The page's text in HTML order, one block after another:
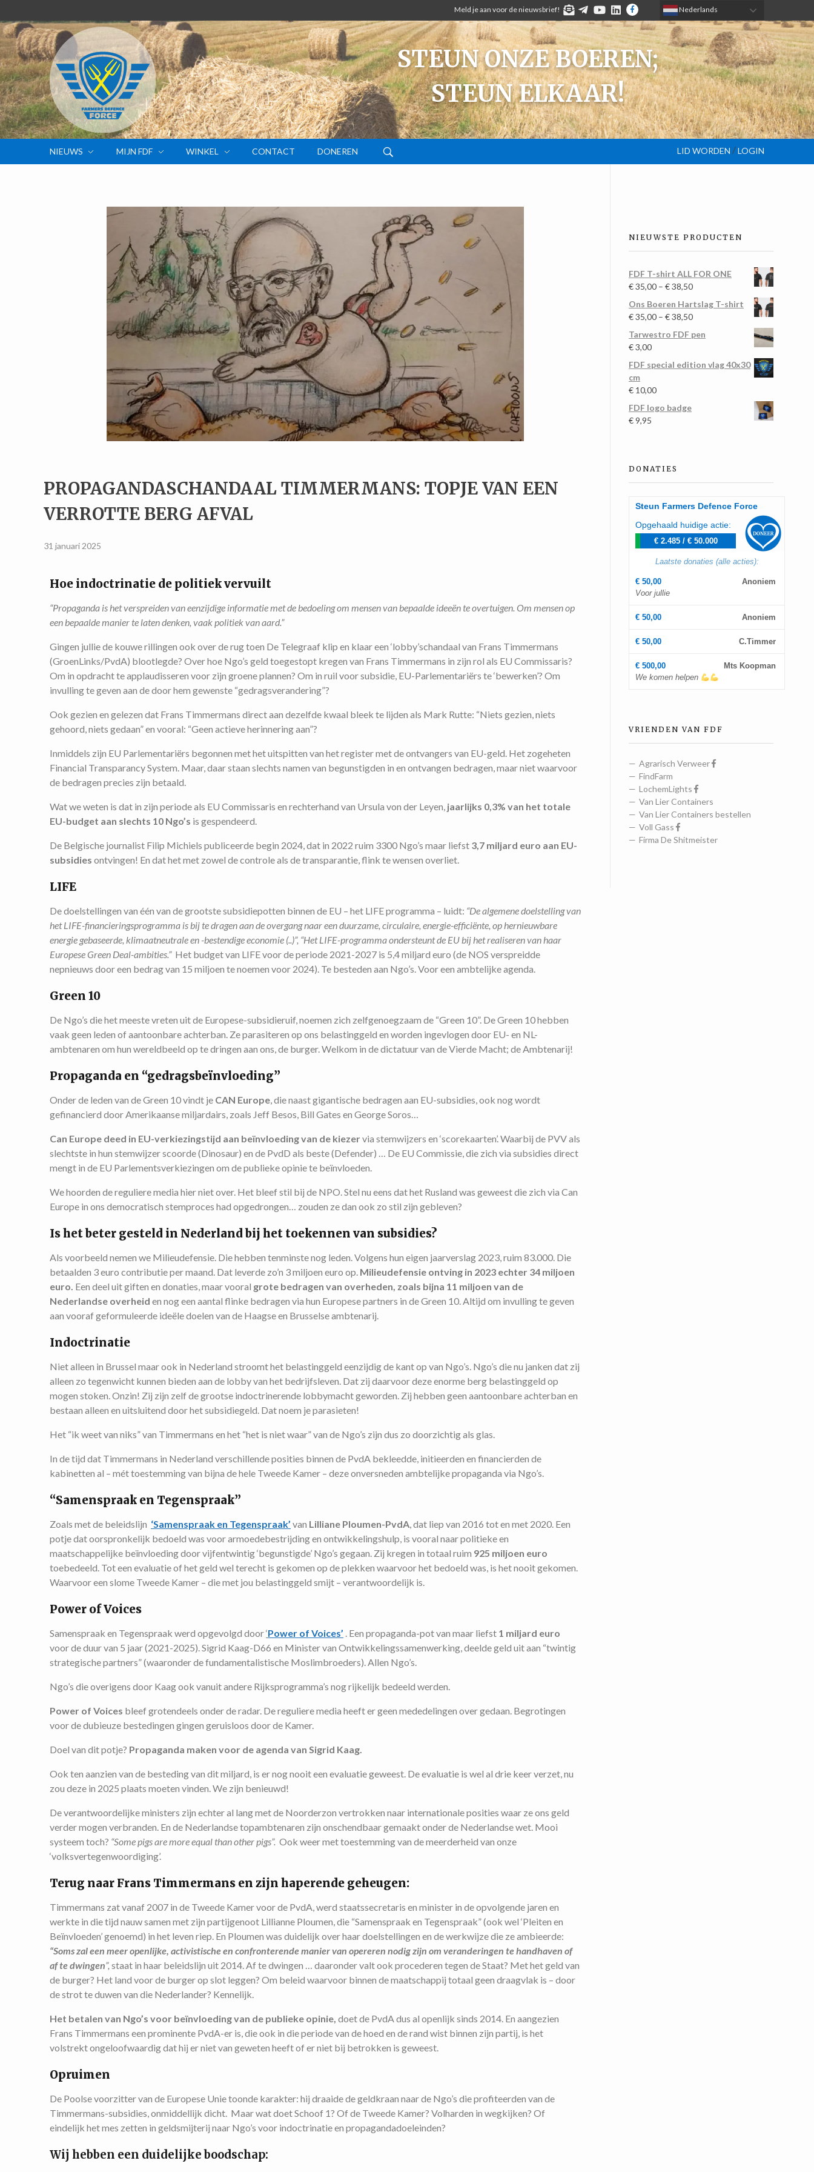
Meld je aan voor de nieuwsbrief! TELEGRAM
YOUTUBE
LINKEDINFACEBOOK Nederlands
STEUN ONZE BOEREN;
STEUN ELKAAR!
NIEUWS MIJN FDF WINKEL CONTACT DONEREN LID WORDEN /LOGIN
PROPAGANDASCHANDAAL TIMMERMANS: TOPJE VAN EEN
VERROTTE BERG AFVAL
31 januari 2025
Hoe indoctrinatie de politiek vervuilt
“Propaganda is het verspreiden van eenzijdige informatie met de bedoeling om mensen van bepaalde ideeën te overtuigen. Om mensen op
een bepaalde manier te laten denken, vaak politiek van aard.”
Gingen jullie de kouwe rillingen ook over de rug toen De Telegraaf klip en klaar een ‘lobby’schandaal van Frans Timmermans
(GroenLinks/PvdA) blootlegde? Over hoe Ngo’s geld toegestopt kregen van Frans Timmermans in zijn rol als EU Commissaris?
Om in opdracht te applaudisseren voor zijn groene plannen? Om in ruil voor subsidie, EU-Parlementariërs te ‘bewerken’? Om
invulling te geven aan de door hem gewenste “gedragsverandering”?
Ook gezien en gelezen dat Frans Timmermans direct aan dezelfde kwaal bleek te lijden als Mark Rutte: “Niets gezien, niets
gehoord, niets gedaan” en vooral: “Geen actieve herinnering aan”?
Inmiddels zijn EU Parlementariërs begonnen met het uitspitten van het register met de ontvangers van EU-geld. Het zogeheten
Financial Transparancy System. Maar, daar staan slechts namen van begunstigden in en ontvangen bedragen, maar niet waarvoor
de bedragen precies zijn betaald.
Wat we weten is dat in zijn periode als EU Commissaris en rechterhand van Ursula von der Leyen, jaarlijks 0,3% van het totale
EU-budget aan slechts 10 Ngo’s is gespendeerd.
De Belgische journalist Filip Michiels publiceerde begin 2024, dat in 2022 ruim 3300 Ngo’s maar liefst 3,7 miljard euro aan EU-
subsidies ontvingen! En dat het met zowel de controle als de transparantie, flink te wensen overliet.
LIFE
De doelstellingen van één van de grootste subsidiepotten binnen de EU – het LIFE programma – luidt: “De algemene doelstelling van
het LIFE-financieringsprogramma is bij te dragen aan de overgang naar een duurzame, circulaire, energie-efficiënte, op hernieuwbare
energie gebaseerde, klimaatneutrale en -bestendige economie (..)”, “Het LIFE-programma ondersteunt de EU bij het realiseren van haar
Europese Green Deal-ambities.” Het budget van LIFE voor de periode 2021-2027 is 5,4 miljard euro (de NOS verspreidde
nepnieuws door een bedrag van 15 miljoen te noemen voor 2024). Te besteden aan Ngo’s. Voor een ambtelijke agenda.
Green 10
De Ngo’s die het meeste vreten uit de Europese-subsidieruif, noemen zich zelfgenoegzaam de “Green 10”. De Green 10 hebben
vaak geen leden of aantoonbare achterban. Ze parasiteren op ons belastinggeld en worden ingevlogen door EU- en NL-
ambtenaren om hun wereldbeeld op te dringen aan ons, de burger. Welkom in de dictatuur van de Vierde Macht; de Ambtenarij!
Propaganda en “gedragsbeïnvloeding”
Onder de leden van de Green 10 vindt je CAN Europe, die naast gigantische bedragen aan EU-subsidies, ook nog wordt
gefinancierd door Amerikaanse miljardairs, zoals Jeff Besos, Bill Gates en George Soros…
Can Europe deed in EU-verkiezingstijd aan beïnvloeding van de kiezervia stemwijzers en ‘scorekaarten’. Waarbij de PVV als
slechtste in hun stemwijzer scoorde (Dinosaur) en de PvdD als beste (Defender) … De EU Commissie, die zich via subsidies direct
mengt in de EU Parlementsverkiezingen om de publieke opinie te beïnvloeden.
We hoorden de reguliere media hier niet over. Het bleef stil bij de NPO. Stel nu eens dat het Rusland was geweest die zich via Can
Europe in ons democratisch stemproces had opgedrongen… zouden ze dan ook zo stil zijn gebleven?
Is het beter gesteld in Nederland bij het toekennen van subsidies?
Als voorbeeld nemen we Milieudefensie. Die hebben tenminste nog leden. Volgens hun eigen jaarverslag 2023, ruim 83.000. Die
betaalden 3 euro contributie per maand. Dat leverde zo’n 3 miljoen euro op. Milieudefensie ontving in 2023 echter 34 miljoen
euro. Een deel uit giften en donaties, maar vooral grote bedragen van overheden, zoals bijna 11 miljoen van de
Nederlandse overheid en nog een aantal flinke bedragen via hun Europese partners in de Green 10. Altijd om invulling te geven
aan vooraf geformuleerde ideële doelen van de Haagse en Brusselse ambtenarij.
Indoctrinatie
Niet alleen in Brussel maar ook in Nederland stroomt het belastinggeld eenzijdig de kant op van Ngo’s. Ngo’s die nu janken dat zij
alleen zo tegenwicht kunnen bieden aan de lobby van het bedrijfsleven. Dat zij daarvoor deze enorme berg belastinggeld op
mogen stoken. Onzin! Zij zijn zelf de grootse indoctrinerende lobbymacht geworden. Zij hebben geen aantoonbare achterban en
bestaan alleen en uitsluitend door het subsidiegeld. Dat noem je parasieten!
Het “ik weet van niks” van Timmermans en het “het is niet waar” van de Ngo’s zijn dus zo doorzichtig als glas.
In de tijd dat Timmermans in Nederland verschillende posities binnen de PvdA bekleedde, initieerden en financierden de
kabinetten al – mét toestemming van bijna de hele Tweede Kamer – deze onversneden ambtelijke propaganda via Ngo’s.
“Samenspraak en Tegenspraak”
Zoals met de beleidslijn ‘Samenspraak en Tegenspraak’ van Lilliane Ploumen-PvdA, dat liep van 2016 tot en met 2020. Een
potje dat oorspronkelijk bedoeld was voor armoedebestrijding en ontwikkelingshulp, is vooral naar politieke en
maatschappelijke beïnvloeding door vijfentwintig ‘begunstigde’ Ngo’s gegaan. Zij kregen in totaal ruim 925 miljoen euro
toebedeeld. Tot een evaluatie of het geld wel terecht is gekomen op de plekken waarvoor het bedoeld was, is het nooit gekomen.
Waarvoor een slome Tweede Kamer – die met jou belastinggeld smijt – verantwoordelijk is.
Power of Voices
Samenspraak en Tegenspraak werd opgevolgd door‘Power of Voices’ . Een propaganda-pot van maar liefst 1 miljard euro
voor de duur van 5 jaar (2021-2025). Sigrid Kaag-D66 en Minister van Ontwikkelingssamenwerking, deelde geld uit aan “twintig
strategische partners” (waaronder de fundamentalistische Moslimbroeders). Allen Ngo’s.
Ngo’s die overigens door Kaag ook vanuit andere Rijksprogramma’s nog rijkelijk bedeeld werden.
Power of Voices bleef grotendeels onder de radar. De reguliere media heeft er geen mededelingen over gedaan. Begrotingen
voor de dubieuze bestedingen gingen geruisloos door de Kamer.
Doel van dit potje? Propaganda maken voor de agenda van Sigrid Kaag.
Ook ten aanzien van de besteding van dit miljard, is er nog nooit een evaluatie geweest. De evaluatie is wel al drie keer verzet, nu
zou deze in 2025 plaats moeten vinden. We zijn benieuwd!
De verantwoordelijke ministers zijn echter al lang met de Noorderzon vertrokken naar internationale posities waar ze ons geld
verder mogen verbranden. En de Nederlandse topambtenaren zijn onschendbaar gemaakt onder de Nederlandse wet. Mooi
systeem toch? “Some pigs are more equal than other pigs”. Ook weer met toestemming van de meerderheid van onze
‘volksvertegenwoordiging’.
Terug naar Frans Timmermans en zijn haperende geheugen:
Timmermans zat vanaf 2007 in de Tweede Kamer voor de PvdA, werd staatssecretaris en minister in de opvolgende jaren en
werkte in die tijd nauw samen met zijn partijgenoot Lillianne Ploumen, die “Samenspraak en Tegenspraak” (ook wel ‘Pleiten en
Beïnvloeden’ genoemd) in het leven riep. En Ploumen was duidelijk over haar doelstellingen en de werkwijze die ze ambieerde:
“Soms zal een meer openlijke, activistische en confronterende manier van opereren nodig zijn om veranderingen te handhaven of
af te dwingen”, staat in haar beleidslijn uit 2014. Af te dwingen … daaronder valt ook procederen tegen de Staat? Met het geld van
de burger? Het land voor de burger op slot leggen? Om beleid waarvoor binnen de maatschappij totaal geen draagvlak is – door
de strot te duwen van die Nederlander? Kennelijk.
Het betalen van Ngo’s voor beïnvloeding van de publieke opinie, doet de PvdA dus al openlijk sinds 2014. En aangezien
Frans Timmermans een prominente PvdA-er is, die ook in die periode van de hoed en de rand wist binnen zijn partij, is het
volstrekt ongeloofwaardig dat hij er niet van geweten heeft of er niet bij betrokken is geweest.
Opruimen
De Poolse voorzitter van de Europese Unie toonde karakter: hij draaide de geldkraan naar de Ngo’s die profiteerden van de
Timmermans-subsidies, onmiddellijk dicht. Maar wat doet Schoof 1? Of de Tweede Kamer? Volharden in wegkijken? Of
eindelijk het mes zetten in geldsmijterij naar Ngo’s voor indoctrinatie en propagandadoeleinden?
Wij hebben een duidelijke boodschap:
NIEUWSTE PRODUCTEN
FDF T-shirt ALL FOR ONE
€35,00 – €38,50
Ons Boeren Hartslag T-shirt
€35,00 – €38,50
Tarwestro FDF pen
€3,00
FDF special edition vlag 40x30
cm
€ 10,00
FDF logo badge
€9,95
DONATIES
Steun Farmers Defence Force
Opgehaald huidige actie:
€ 2.485/ € 50.000
Laatste donaties (alle acties):
Anoniem
€ 50,00
Voor jullie
Anoniem
€ 50,00
C.Timmer
€ 50,00
Mts Koopman
€ 500,00
We komen helpen
VRIENDEN VAN FDF
Agrarisch Verweer
FindFarm
LochemLights
Van Lier Containers
Van Lier Containers bestellen
Voll Gass
Firma De Shitmeister